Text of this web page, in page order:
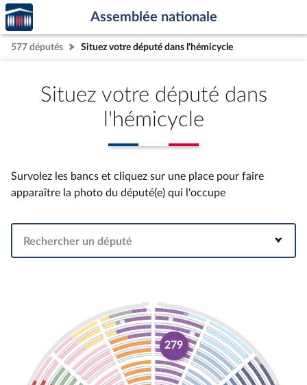
Aller au contenu
Aller en bas de la page
Accèder
à la
page
d'accueil
Assemblée nationale
577 députés Situez votre député dans l'hémicycle
Situez votre député dans
l'hémicycle
Survolez les bancs et cliquez sur une place pour faire
apparaître la photo du député(e) qui l'occupe
Rechercher un député
279